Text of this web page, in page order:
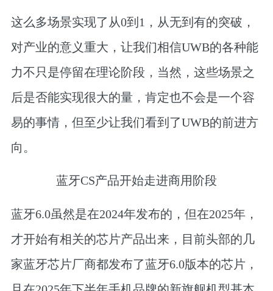
这么多场景实现了从0到1，从无到有的突破，
对产业的意义重大，让我们相信UWB的各种能
力不只是停留在理论阶段，当然，这些场景之
后是否能实现很大的量，肯定也不会是一个容
易的事情，但至少让我们看到了UWB的前进方
向。
蓝牙CS产品开始走进商用阶段
蓝牙6.0虽然是在2024年发布的，但在2025年，
才开始有相关的芯片产品出来，目前头部的几
家蓝牙芯片厂商都发布了蓝牙6.0版本的芯片，